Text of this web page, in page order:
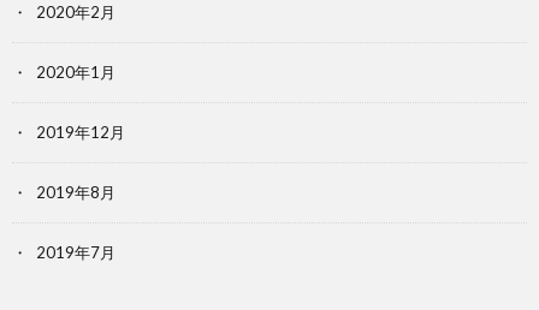
2020年2月
2020年1月
2019年12月
2019年8月
2019年7月